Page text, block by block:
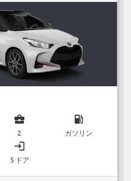
business_center
2
local_gas_station
ガソリン
login
5 ドア